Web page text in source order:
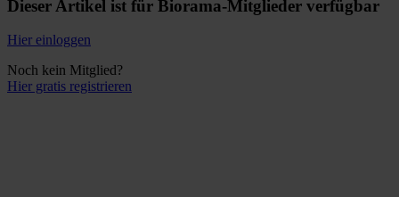
Dieser Artikel ist für Biorama-Mitglieder verfügbar
Hier einloggen
Noch kein Mitglied?
Hier gratis registrieren